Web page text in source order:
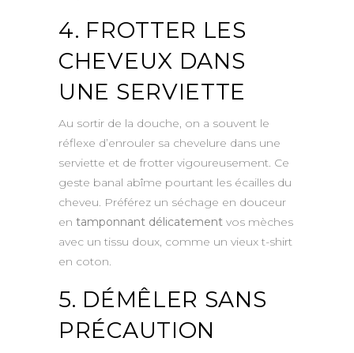
4. FROTTER LES
CHEVEUX DANS
UNE SERVIETTE
Au sortir de la douche, on a souvent le
réflexe d’enrouler sa chevelure dans une
serviette et de frotter vigoureusement. Ce
geste banal abîme pourtant les écailles du
cheveu. Préférez un séchage en douceur
en tamponnant délicatement vos mèches
avec un tissu doux, comme un vieux t-shirt
en coton.
5. DÉMÊLER SANS
PRÉCAUTION